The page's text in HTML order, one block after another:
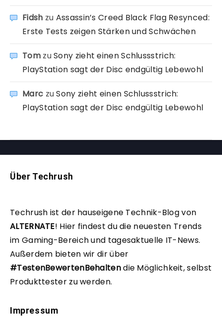
Fidsh zu Assassin’s Creed Black Flag Resynced:
Erste Tests zeigen Stärken und Schwächen
TomzuSony zieht einen Schlussstrich:
PlayStation sagt der Disc endgültig Lebewohl
Marc zuSony zieht einen Schlussstrich:
PlayStation sagt der Disc endgültig Lebewohl
Über Techrush
Techrush ist der hauseigene Technik-Blog von
ALTERNATE! Hier findest du die neuesten Trends
im Gaming-Bereich und tagesaktuelle IT-News.
Außerdem bieten wir dir über
#TestenBewertenBehaltendie Möglichkeit, selbst
Produkttester zu werden.
Impressum